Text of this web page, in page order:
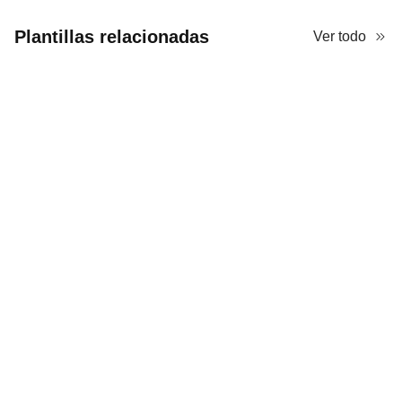
Plantillas relacionadas Ver todo